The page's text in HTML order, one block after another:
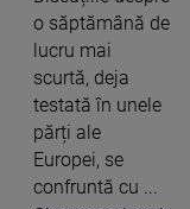
o săptămână de
lucru mai
scurtă, deja
testată în unele
părți ale
Europei, se
confruntă cu ...